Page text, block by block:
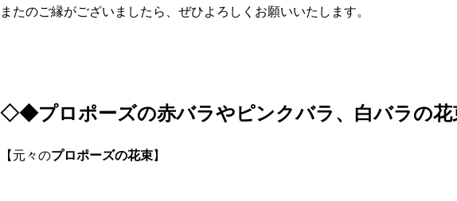
またのご縁がございましたら、ぜひよろしくお願いいたします。
◇◆プロポーズの赤バラやピンクバラ、白バラの花
【元々のプロポーズの花束】